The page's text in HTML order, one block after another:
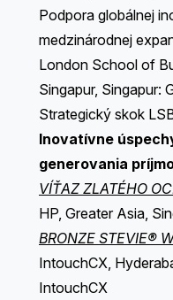
Podpora globálnej
medzinárodnej
London School of
Singapur, Singapur:
Strategický skok
Inovatívne
generovania
VÍŤAZ ZLATÉHO
HP, Greater Asia,
BRONZE STEVIE®
IntouchCX,
IntouchCX